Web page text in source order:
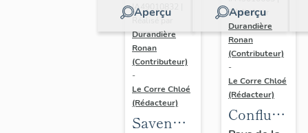
Aperçu
IA49010832 |
Réalisé par
Durandière
Ronan
(Contributeur)
-
Le Corre Chloé
(Rédacteur)
Savennières
Aperçu
Réalisé par
Durandière
Ronan
(Contributeur)
-
Le Corre Chloé
(Rédacteur)
Confluence